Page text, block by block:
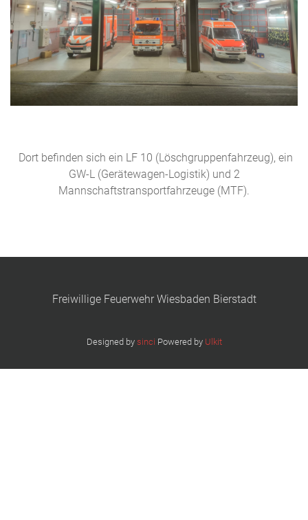
Dort befinden sich ein LF 10 (Löschgruppenfahrzeug), ein
GW-L (Gerätewagen-Logistik) und 2
Mannschaftstransportfahrzeuge (MTF).
Freiwillige Feuerwehr Wiesbaden Bierstadt
Designed by sinci Powered by Ulkit